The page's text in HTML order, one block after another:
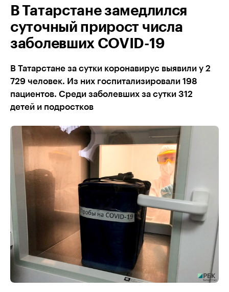
В Татарстане замедлился
суточный прирост числа
заболевших COVID-19
В Татарстане за сутки коронавирус выявили у 2
729 человек. Из них госпитализировали 198
пациентов. Среди заболевших за сутки 312
детей и подростков